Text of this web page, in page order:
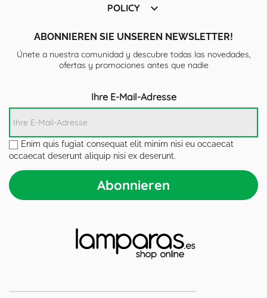
POLICY 
ABONNIEREN SIE UNSEREN NEWSLETTER!
Únete a nuestra comunidad y descubre todas las novedades,
ofertas y promociones antes que nadie
Ihre E-Mail-Adresse
Enim quis fugiat consequat elit minim nisi eu occaecat
occaecat deserunt aliquip nisi ex deserunt.